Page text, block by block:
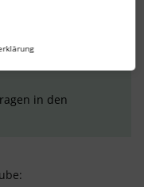
den neuen
um?
bei
in den